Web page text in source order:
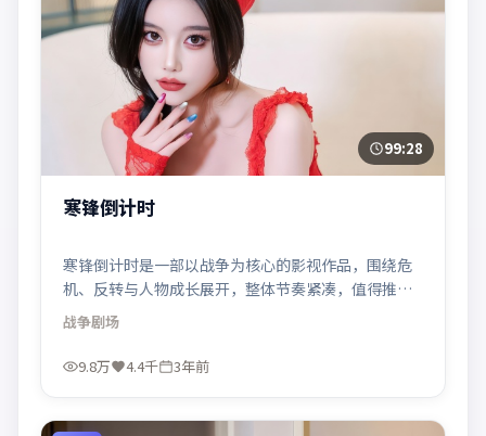
99:28
寒锋倒计时
寒锋倒计时是一部以战争为核心的影视作品，围绕危
机、反转与人物成长展开，整体节奏紧凑，值得推荐
观看。
战争剧场
9.8万 4.4千 3年前